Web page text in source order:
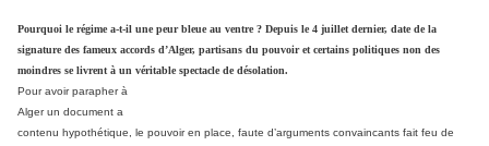
Pourquoi le régime a-t-il une peur bleue au ventre ? Depuis le 4 juillet dernier, date de la
signature des fameux accords d’Alger, partisans du pouvoir et certains politiques non des
moindres se livrent à un véritable spectacle de désolation.
Pour avoir parapher à
Alger un document a
contenu hypothétique, le pouvoir en place, faute d’arguments convaincants fait feu de